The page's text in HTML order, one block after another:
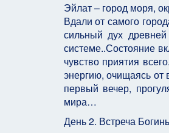
Эйлат – город моря,
Вдали от самого
сильный дух
системе..Состояние
чувство приятия
энергию, очищаясь от
первый вечер,
мира…
День 2. Встреча